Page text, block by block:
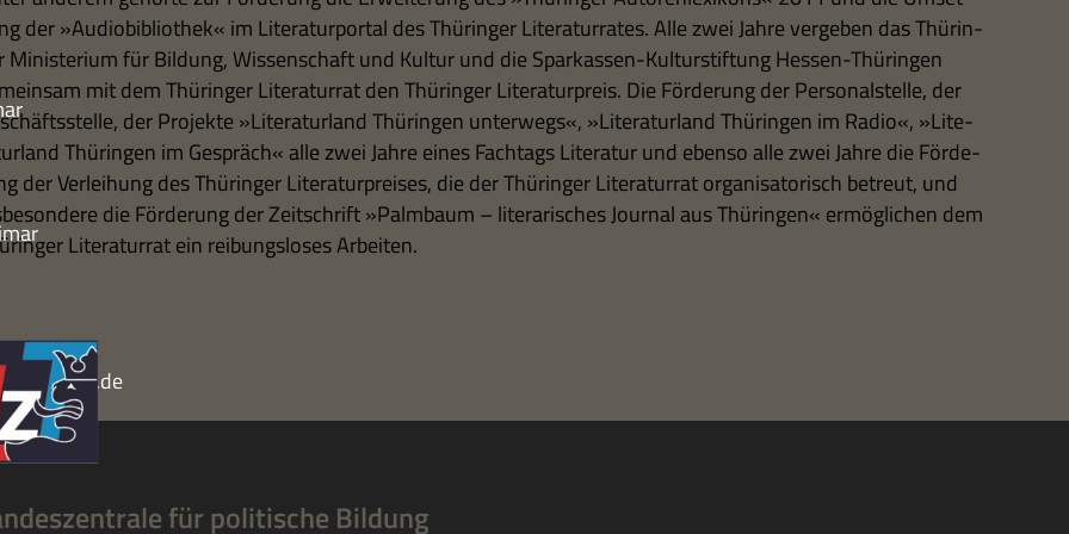
der »Audio­bi­blio­thek« im Lite­ra­tur­por­tal des Thü­rin­ger Lite­ra­tur­ra­tes. Alle zwei Jahre ver­ge­ben das Thü­rin­
Mini­ste­rium für Bil­dung, Wis­sen­schaft und Kul­tur und die Spar­kas­sen-Kul­tur­stif­tung Hes­sen-Thü­rin­gen
mit dem Thü­rin­ger Lite­ra­tur­rat den Thü­rin­ger Lite­ra­tur­preis. Die För­de­rung der Per­so­nal­stelle, der
der Pro­jekte »Lite­ra­tur­land Thü­rin­gen unter­wegs«, »Lite­ra­tur­land Thü­rin­gen im Radio«, »Lite­
Thü­rin­gen im Gespräch« alle zwei Jahre eines Fach­tags Lite­ra­tur und ebenso alle zwei Jahre die För­de­
der Ver­lei­hung des Thü­rin­ger Lite­ra­tur­prei­ses, die der Thü­rin­ger Lite­ra­tur­rat orga­ni­sa­to­risch betreut, und
die För­de­rung der Zeit­schrift »Palm­baum – lite­ra­ri­sches Jour­nal aus Thü­rin­gen« ermög­li­chen dem
Lite­ra­tur­rat ein rei­bungs­lo­ses Arbeiten.
für politische Bildung